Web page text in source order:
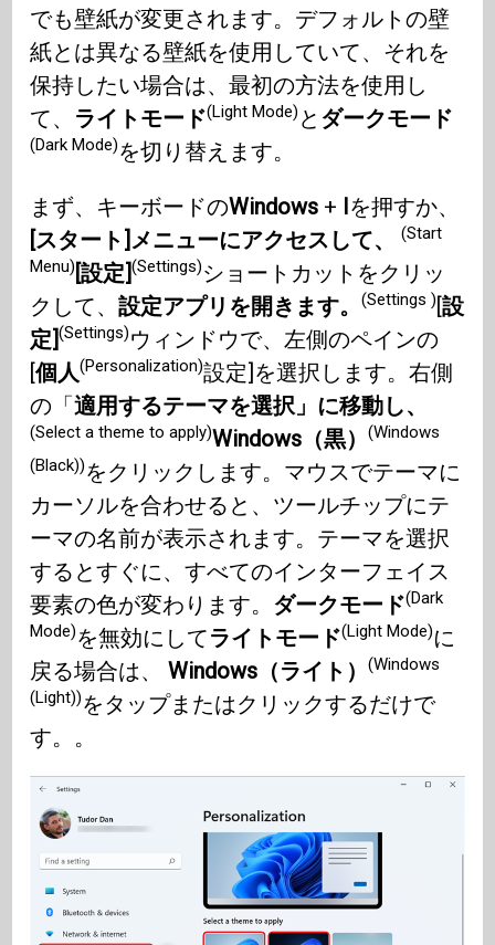
でも壁紙が変更されます。デフォルトの壁
紙とは異なる壁紙を使用していて、それを
保持したい場合は、最初の方法を使用し
て、 ライトモード(Light Mode) と ダークモード
(Dark Mode)を切り替えます。
まず、キーボードのWindows + Iを押すか、
[スタート]メニューにアクセスして、(Start
Menu) [設定](Settings)ショートカットをクリッ
クして、設定アプリを開きます。(Settings )[設
定](Settings)ウィンドウで、左側のペインの
[個人(Personalization)設定]を選択します。右側
の「適用するテーマを選択」に移動し、
(Select a theme to apply)Windows（黒）(Windows
(Black))をクリックします。マウスでテーマに
カーソルを合わせると、ツールチップにテ
ーマの名前が表示されます。テーマを選択
するとすぐに、すべてのインターフェイス
要素の色が変わります。 ダークモード(Dark
Mode)を無効にしてライトモード(Light Mode)に
戻る場合は、Windows（ライト）(Windows
(Light))をタップまたはクリックするだけで
す。 。